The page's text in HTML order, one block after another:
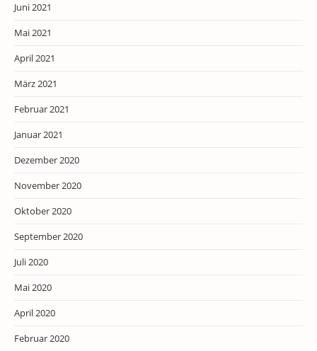
Juni 2021
Mai 2021
April 2021
März 2021
Februar 2021
Januar 2021
Dezember 2020
November 2020
Oktober 2020
September 2020
Juli 2020
Mai 2020
April 2020
Februar 2020